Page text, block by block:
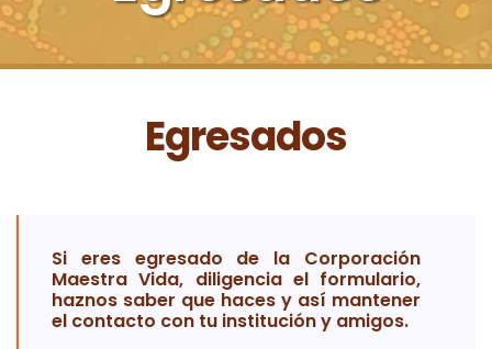
Egresados
Si eres egresado de la Corporación
Maestra Vida, diligencia el formulario,
haznos saber que haces y así mantener
el contacto con tu institución y amigos.